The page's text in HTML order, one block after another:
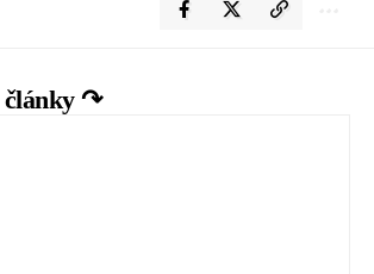
články ↷